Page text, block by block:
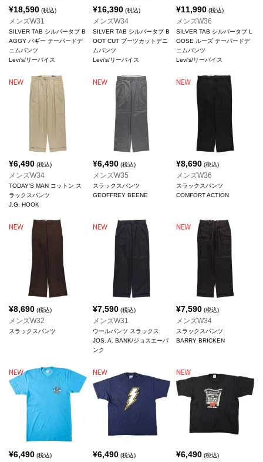
¥18,590 (税込)
メンズW31
SILVER TAB シルバータブ B
AGGY バギー テーパードデ
ニムパンツ
Levi's/リーバイス
¥16,390(税込)
メンズW34
SILVER TAB シルバータブ B
OOT CUT ブーツカットデニ
ムパンツ
Levi's/リーバイス
¥11,990 (税込)
メンズW36
SILVER TAB シルバータブ L
OOSE ルーズ テーパードデ
ニムパンツ
Levi's/リーバイス
¥6,490 (税込)
メンズW34
TODAY'S MAN コットン ス
ラックスパンツ
J.G. HOOK
¥6,490(税込)
メンズW35
スラックスパンツ
GEOFFREY BEENE
¥8,690 (税込)
メンズW36
スラックスパンツ
COMFORT ACTION
¥8,690 (税込)
メンズW32
スラックスパンツ
¥7,590(税込)
メンズW31
ウールパンツ スラックス
JOS. A. BANK/ジョスエーバ
ンク
¥7,590 (税込)
メンズW34
スラックスパンツ
BARRY BRICKEN
¥6,490 (税込) ¥6,490(税込) ¥6,490 (税込)